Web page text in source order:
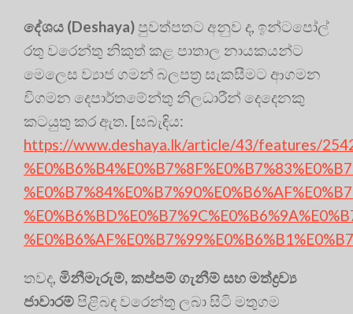
දේශය (Deshaya) පුවත්පතට අනුව ද, ඉන්ටපෝල්
රතු වරෙන්තු නිකුත් කළ පාතාල නායකයන්ට
මෙලෙස ව්‍යාජ ගමන් බලපත්‍ර සැකසීමට ආගමන
විගමන දෙපාර්තමේන්තු නිලධාරීන් දෙදෙනකු
කටයුතු කර ඇත. [සබැඳිය:
https://www.deshaya.lk/article/43/features/
තවද, මිනීමැරුම්, කප්පම් ගැනීම් සහ මත්ද්‍රව්‍ය
ජාවාරම් පිළිබඳ වරෙන්තු ලබා සිටි මතුගම